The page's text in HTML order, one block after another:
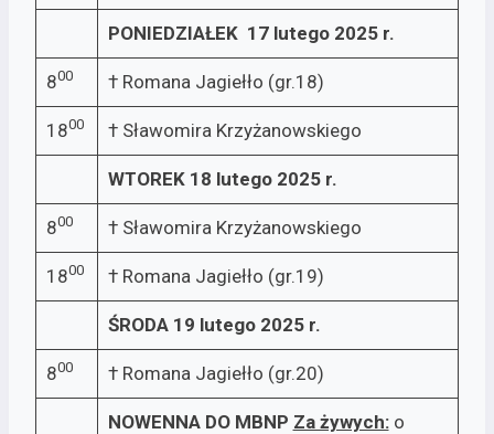
PONIEDZIAŁEK 17 lutego 2025 r.
800 † Romana Jagiełło (gr.18)
1800 † Sławomira Krzyżanowskiego
WTOREK 18 lutego 2025 r.
800 † Sławomira Krzyżanowskiego
1800 † Romana Jagiełło (gr.19)
ŚRODA 19 lutego 2025 r.
800 † Romana Jagiełło (gr.20)
NOWENNA DO MBNP Za żywych:­o